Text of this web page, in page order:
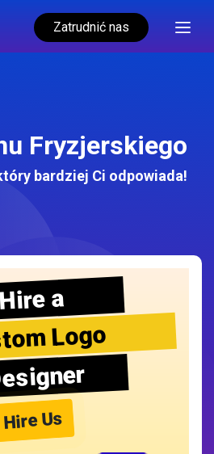
Zatrudnić nas
Fryzjerskiego
bardziej Ci odpowiada!
Hire a
Logo
Hire Us